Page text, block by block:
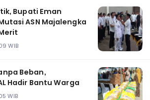
Bupati Eman
ASN Majalengka
WIB
Beban,
Hadir Bantu Warga
WIB